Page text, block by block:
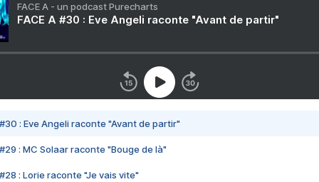
FACE A - un podcast Purecharts
FACE A #30 : Eve Angeli raconte "Avant de partir"
#30 : Eve Angeli raconte "Avant de partir"
#29 : MC Solaar raconte "Bouge de là"
#28 : Lorie raconte "Je vais vite"